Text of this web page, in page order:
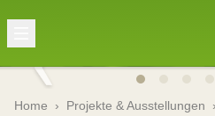
Home › Projekte & Ausstellungen